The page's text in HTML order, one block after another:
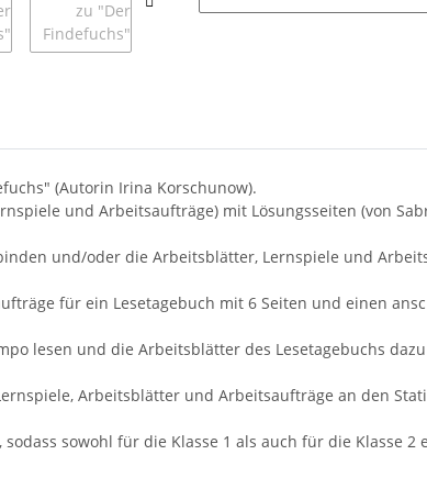
(Autorin Irina Korschunow).
und Arbeitsaufträge) mit Lösungsseiten (von
und/oder die Arbeitsblätter, Lernspiele und
für ein Lesetagebuch mit 6 Seiten und einen
lesen und die Arbeitsblätter des Lesetagebuchs
Arbeitsblätter und Arbeitsaufträge an den
sowohl für die Klasse 1 als auch für die Klasse